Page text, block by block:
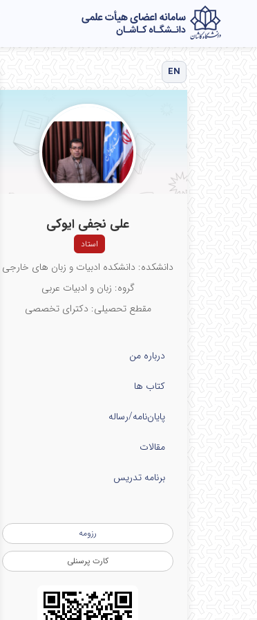
EN
علی نجفی ایوکی
استاد
دانشکده: دانشکده ادبیات و زبان های خارجی
گروه: زبان و ادبیات عربی
مقطع تحصیلی: دکترای تخصصی
درباره من
کتاب ها
پایان‌نامه‌/رساله
مقالات
برنامه تدریس
رزومه
کارت پرسنلی